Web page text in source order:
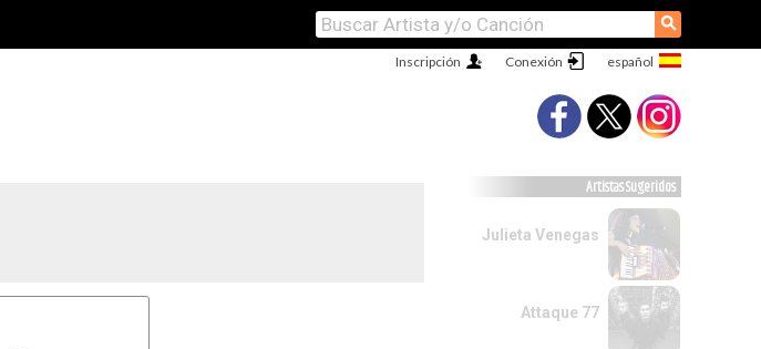
⚲
Conexión
Inscripción
Artistas Sugeridos
Julieta Venegas
Attaque 77